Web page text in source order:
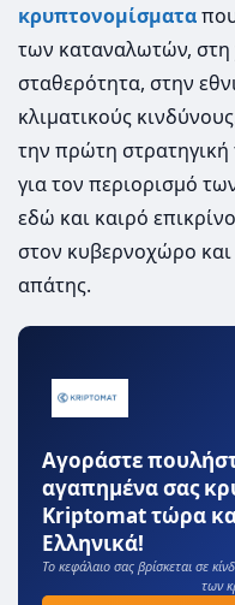
κρυπτονομίσματα
των καταναλωτών, στη
σταθερότητα, στην
κλιματικούς
την πρώτη
για τον περιορισμό
εδώ και καιρό
στον κυβερνοχώρο
απάτης.
Αγοράστε
αγαπημένα σας
Kriptomat τώρα
Ελληνικά!
Το κεφάλαιο σας βρίσκεται σε
των